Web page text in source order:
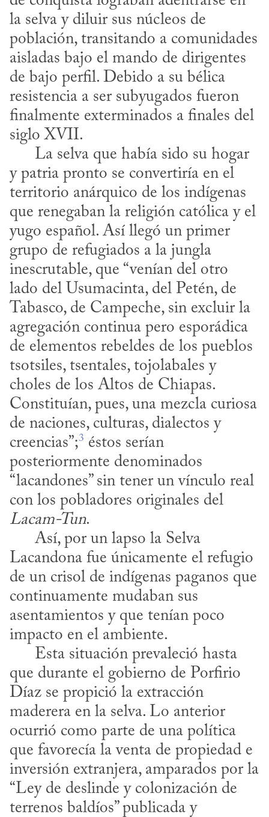
la selva y diluir sus núcleos de
población, transitando a comunidades
aisladas bajo el mando de dirigentes
de bajo perfil. Debido a su bélica
resistencia a ser subyugados fueron
finalmente exterminados a finales del
siglo XVII.
y patria pronto se convertiría en el
territorio anárquico de los indígenas
que renegaban la religión católica y el
yugo español. Así llegó un primer
grupo de refugiados a la jungla
inescrutable, que “venían del otro
lado del Usumacinta, del Petén, de
Tabasco, de Campeche, sin excluir la
agregación continua pero esporádica
de elementos rebeldes de los pueblos
tsotsiles, tsentales, tojolabales y
choles de los Altos de Chiapas.
Constituían, pues, una mezcla curiosa
de naciones, culturas, dialectos y
creencias”;3 éstos serían
posteriormente denominados
“lacandones” sin tener un vínculo real
Lacam-Tun.
Lacandona fue únicamente el refugio
de un crisol de indígenas paganos que
continuamente mudaban sus
asentamientos y que tenían poco
impacto en el ambiente.
que durante el gobierno de Porfirio
Díaz se propició la extracción
maderera en la selva. Lo anterior
ocurrió como parte de una política
que favorecía la venta de propiedad e
inversión extranjera, amparados por la
“Ley de deslinde y colonización de
terrenos baldíos” publicada y